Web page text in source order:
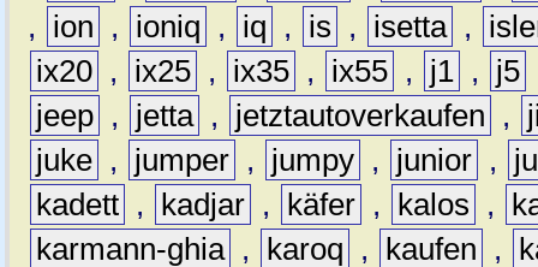
,
ion , ioniq , iq , is , isetta ,
ix20 , ix25 , ix35 , ix55 , j1 , j5
jeep , jetta , jetztautoverkaufen ,
juke , jumper , jumpy , junior ,
kadett , kadjar , käfer , kalos ,
karmann-ghia , karoq , kaufen ,